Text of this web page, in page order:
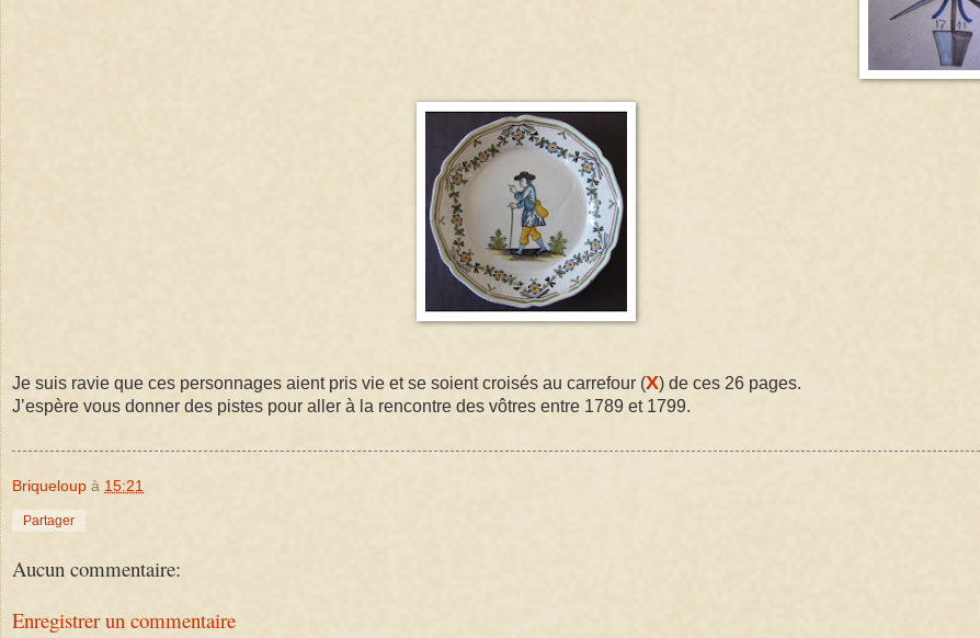
Je suis ravie que ces personnages aient pris vie et se soient croisés au carrefour (X) de ces 26 pages.
J’espère vous donner des pistes pour aller à la rencontre des vôtres entre 1789 et 1799.
Briqueloup à 15:21
Partager
Aucun commentaire:
Enregistrer un commentaire